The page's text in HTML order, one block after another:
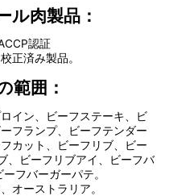
ル肉製品：
認証
正済み製品。
範囲：
イン、ビーフステーキ、ビ
フランプ、ビーフテンダー
カット、ビーフリブ、ビー
、ビーフリブアイ、ビーフバ
フバーガーパテ。
オーストラリア。